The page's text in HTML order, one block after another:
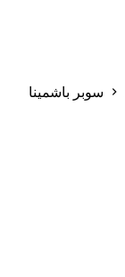
سوبر باشمينا